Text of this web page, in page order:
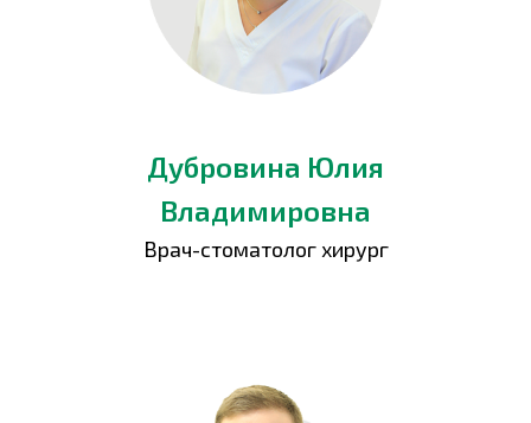
Дубровина Юлия
Владимировна
Врач-стоматолог хирург